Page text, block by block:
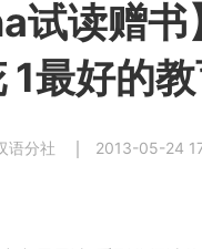
试读赠
1最好的
语分社 2013-05-24